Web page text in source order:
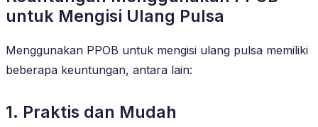
untuk Mengisi Ulang Pulsa
Menggunakan PPOB untuk mengisi ulang pulsa memiliki
beberapa keuntungan, antara lain:
1. Praktis dan Mudah